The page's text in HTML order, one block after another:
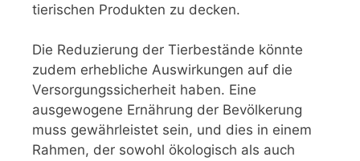
tierischen Produkten zu decken.
Die Reduzierung der Tierbestände könnte
zudem erhebliche Auswirkungen auf die
Versorgungssicherheit haben. Eine
ausgewogene Ernährung der Bevölkerung
muss gewährleistet sein, und dies in einem
Rahmen, der sowohl ökologisch als auch